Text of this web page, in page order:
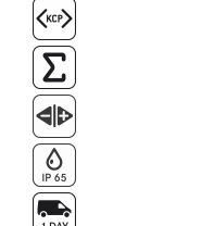
Masa microscop
Obiective microscoape
Oculare microscop
Standuri Stereomicroscoape
Unitate contrast de faza
Unitate fluorescenta
Unitate polarizare
Standard calibrare